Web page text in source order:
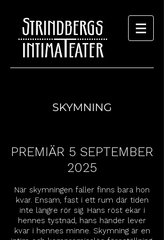
SKYMNING
PREMIÄR 5 SEPTEMBER
2025
När skymningen faller finns bara hon
kvar. Ensam, fast i ett rum där tiden
inte längre rör sig. Hans röst ekar i
hennes tystnad, hans händer lever
kvar i hennes minne. Skymning är en